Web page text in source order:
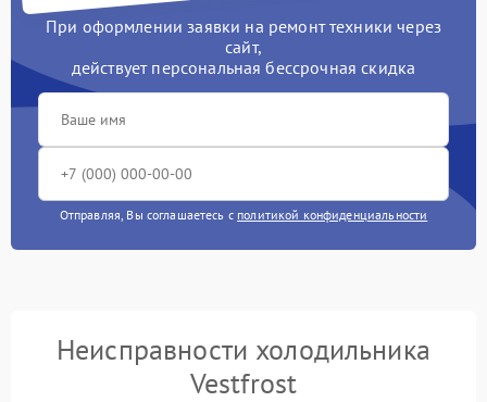
При оформлении заявки на ремонт техники через
сайт,
действует персональная бессрочная скидка
Отправляя, Вы соглашаетесь с политикой конфиденциальности
Неисправности холодильника
Vestfrost